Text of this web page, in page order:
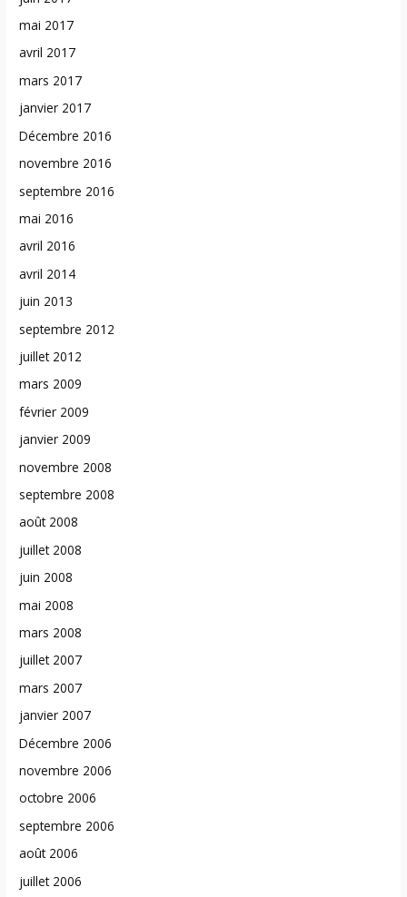
mai 2017
avril 2017
mars 2017
janvier 2017
Décembre 2016
novembre 2016
septembre 2016
mai 2016
avril 2016
avril 2014
juin 2013
septembre 2012
juillet 2012
mars 2009
février 2009
janvier 2009
novembre 2008
septembre 2008
août 2008
juillet 2008
juin 2008
mai 2008
mars 2008
juillet 2007
mars 2007
janvier 2007
Décembre 2006
novembre 2006
octobre 2006
septembre 2006
août 2006
juillet 2006